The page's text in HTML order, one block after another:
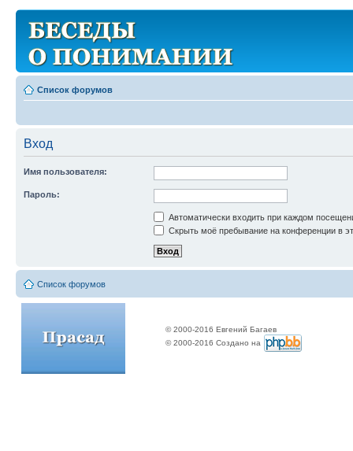
Список форумов
Вход
Имя пользователя:
Пароль:
Автоматически входить при каждом
Скрыть моё пребывание на конференции в
Список форумов
© 2000-2016 Евгений Багаев
© 2000-2016 Создано на